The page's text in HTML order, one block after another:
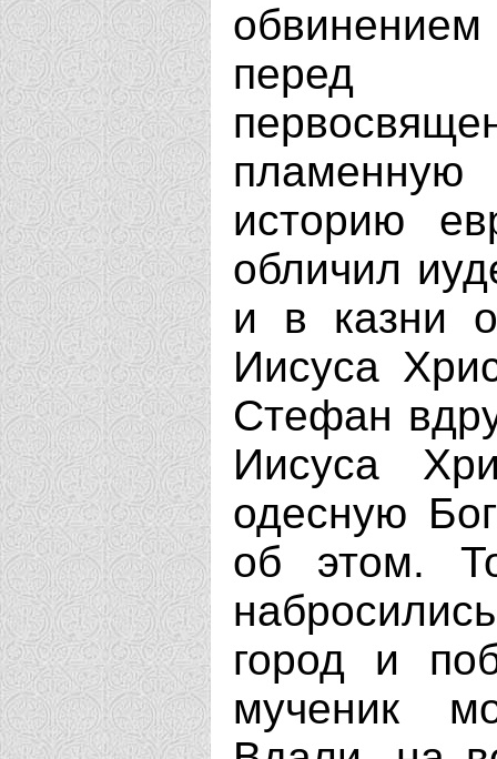
перед
пламенную
историю
обличил
и в казни
Иисуса
Стефан
Иисуса
одесную
об этом.
город и
мученик